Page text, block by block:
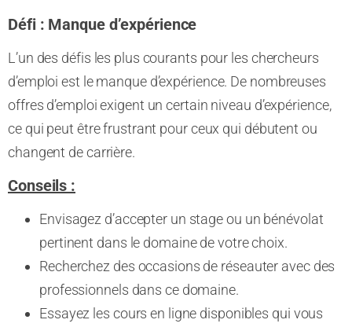
Défi : Manque d’expérience
L’un des défis les plus courants pour les chercheurs
d’emploi est le manque d’expérience. De nombreuses
offres d’emploi exigent un certain niveau d’expérience,
ce qui peut être frustrant pour ceux qui débutent ou
changent de carrière.
Conseils :
Envisagez d’accepter un stage ou un bénévolat
pertinent dans le domaine de votre choix.
Recherchez des occasions de réseauter avec des
professionnels dans ce domaine.
Essayez les cours en ligne disponibles qui vous